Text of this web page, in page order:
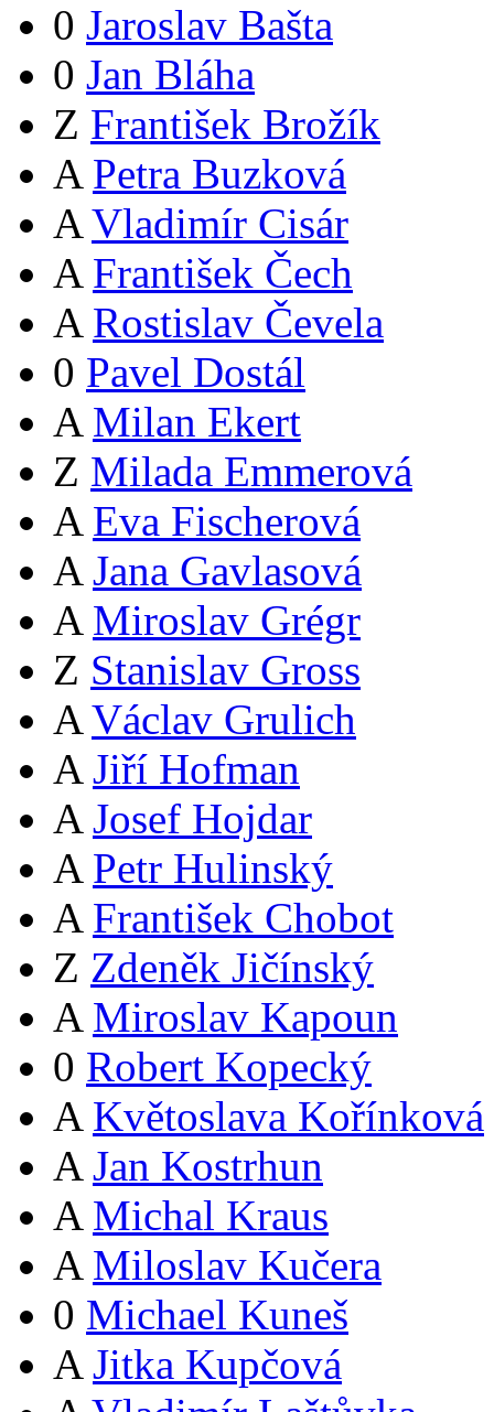
0 Jaroslav Bašta
0 Jan Bláha
Z František Brožík
A Petra Buzková
A Vladimír Cisár
A František Čech
A Rostislav Čevela
0 Pavel Dostál
A Milan Ekert
Z Milada Emmerová
A Eva Fischerová
A Jana Gavlasová
A Miroslav Grégr
Z Stanislav Gross
A Václav Grulich
A Jiří Hofman
A Josef Hojdar
A Petr Hulinský
A František Chobot
Z Zdeněk Jičínský
A Miroslav Kapoun
0 Robert Kopecký
A Květoslava Kořínková
A Jan Kostrhun
A Michal Kraus
A Miloslav Kučera
0 Michael Kuneš
A Jitka Kupčová